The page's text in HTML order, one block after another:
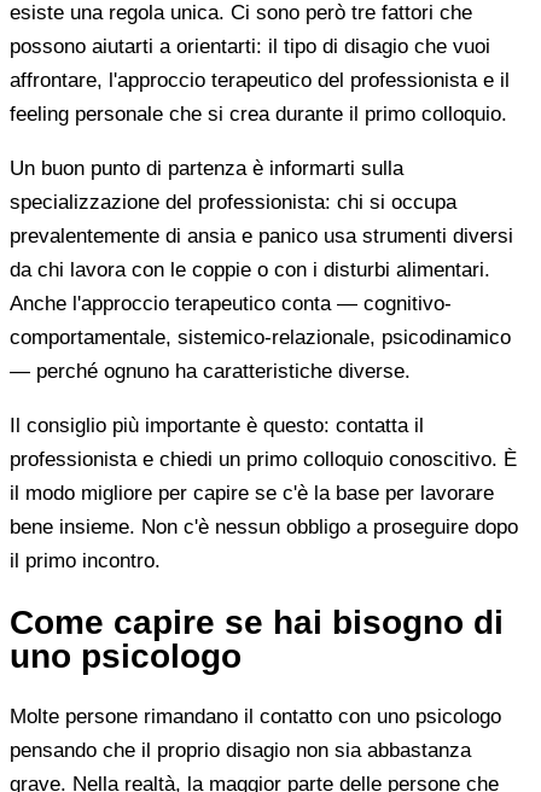
esiste una regola unica. Ci sono però tre fattori che
possono aiutarti a orientarti: il tipo di disagio che vuoi
affrontare, l'approccio terapeutico del professionista e il
feeling personale che si crea durante il primo colloquio.
Un buon punto di partenza è informarti sulla
specializzazione del professionista: chi si occupa
prevalentemente di ansia e panico usa strumenti diversi
da chi lavora con le coppie o con i disturbi alimentari.
Anche l'approccio terapeutico conta — cognitivo-
comportamentale, sistemico-relazionale, psicodinamico
— perché ognuno ha caratteristiche diverse.
Il consiglio più importante è questo: contatta il
professionista e chiedi un primo colloquio conoscitivo. È
il modo migliore per capire se c'è la base per lavorare
bene insieme. Non c'è nessun obbligo a proseguire dopo
il primo incontro.
Come capire se hai bisogno di
uno psicologo
Molte persone rimandano il contatto con uno psicologo
pensando che il proprio disagio non sia abbastanza
grave. Nella realtà, la maggior parte delle persone che